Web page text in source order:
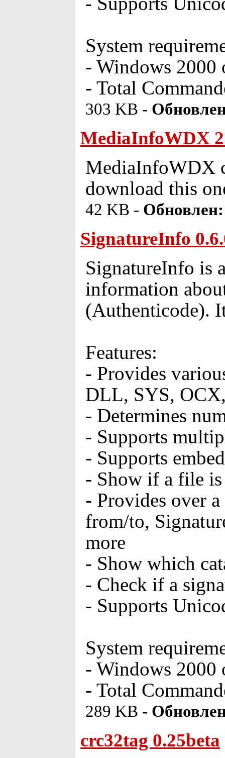
System
- Windows 2000
- Total
303 KB -
MediaInfoWDX
MediaInfoWDX
download this
42 KB - Обновлен:
SignatureInfo
SignatureInfo is
information
(Authenticode).
Features:
- Provides
DLL, SYS,
- Determines
- Supports
- Supports
- Show if a file is
- Provides over
from/to,
more
- Show which
- Check if a
- Supports
System
- Windows 2000
- Total
289 KB -
crc32tag 0.25beta